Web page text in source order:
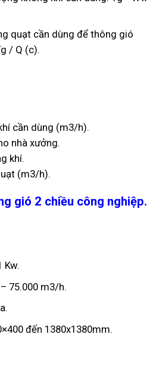
quạt cần dùng để thông gió
/ Q (c).
cần dùng (m3/h).
nhà xưởng.
khí.
(m3/h).
gió 2 chiều công nghiệp.
Kw.
75.000 m3/h.
đến 1380x1380mm.